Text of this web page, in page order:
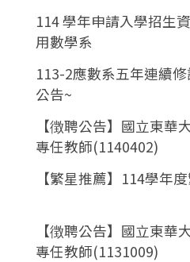
114 學年申請入學招生
用數學系
113-2應數系五年連續
公告~
【徴聘公告】國立東華
專任教師(1140402)
【繁星推薦】114學年
【徴聘公告】國立東華
專任教師(1131009)